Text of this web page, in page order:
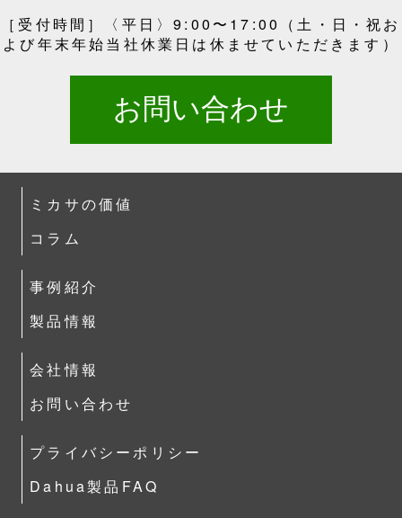
［受付時間］〈平日〉9:00〜17:00（土・日・祝お
よび年末年始当社休業日は休ませていただきます）
お問い合わせ
ミカサの価値
コラム
事例紹介
製品情報
会社情報
お問い合わせ
プライバシーポリシー
Dahua製品FAQ